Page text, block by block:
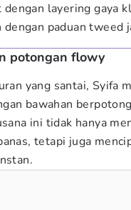
dengan layering gaya
paduan tweed
potongan flowy
yang santai, Syifa
bawahan
ini tidak hanya
tetapi juga